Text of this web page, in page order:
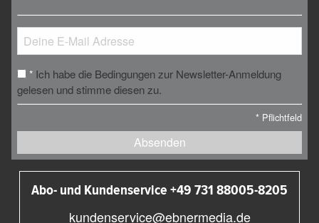
* Ich habe die Bedingungen zur Newsletter-Anmeldung
gelesen und stimme diesen zu.
* Pflichtfeld
Absenden
Abo- und Kundenservice +49 731 88005-8205
kundenservice@ebnermedia.de